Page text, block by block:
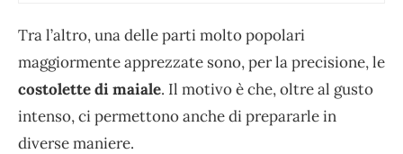
Tra l’altro, una delle parti molto popolari
maggiormente apprezzate sono, per la precisione, le
costolette di maiale. Il motivo è che, oltre al gusto
intenso, ci permettono anche di prepararle in
diverse maniere.